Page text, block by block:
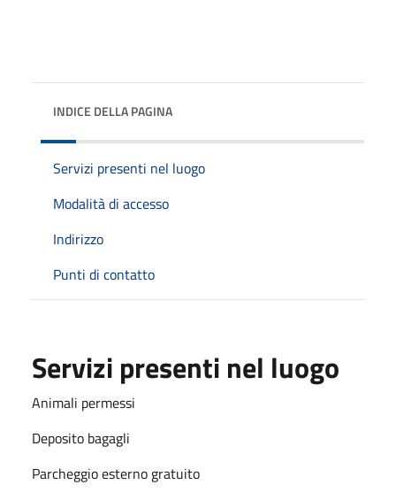
INDICE DELLA PAGINA
Servizi presenti nel luogo
Modalità di accesso
Indirizzo
Punti di contatto
Servizi presenti nel luogo
Animali permessi
Deposito bagagli
Parcheggio esterno gratuito